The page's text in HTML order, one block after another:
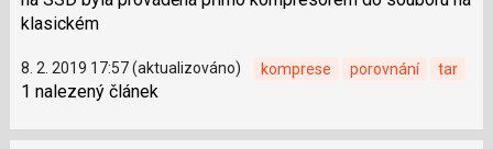
klasickém
8. 2. 2019 17:57 (aktualizováno) komprese porovnání tar
1 nalezený článek